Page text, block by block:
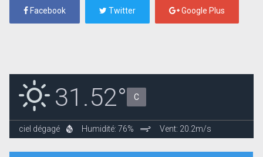
Facebook Twitter Google Plus
31.52° C
ciel dégagé Humidité: 76% Vent: 20.2m/s